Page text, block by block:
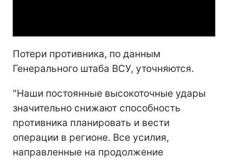
Потери противника, по данным
Генерального штаба ВСУ, уточняются.
"Наши постоянные высокоточные удары
значительно снижают способность
противника планировать и вести
операции в регионе. Все усилия,
направленные на продолжение